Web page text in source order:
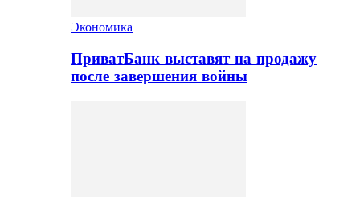
Экономика
ПриватБанк выставят на продажу
после завершения войны